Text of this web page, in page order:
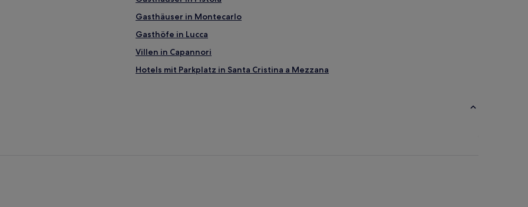
Gasthäuser in Montecarlo
Gasthöfe in Lucca
Villen in Capannori
Hotels mit Parkplatz in Santa Cristina a Mezzana